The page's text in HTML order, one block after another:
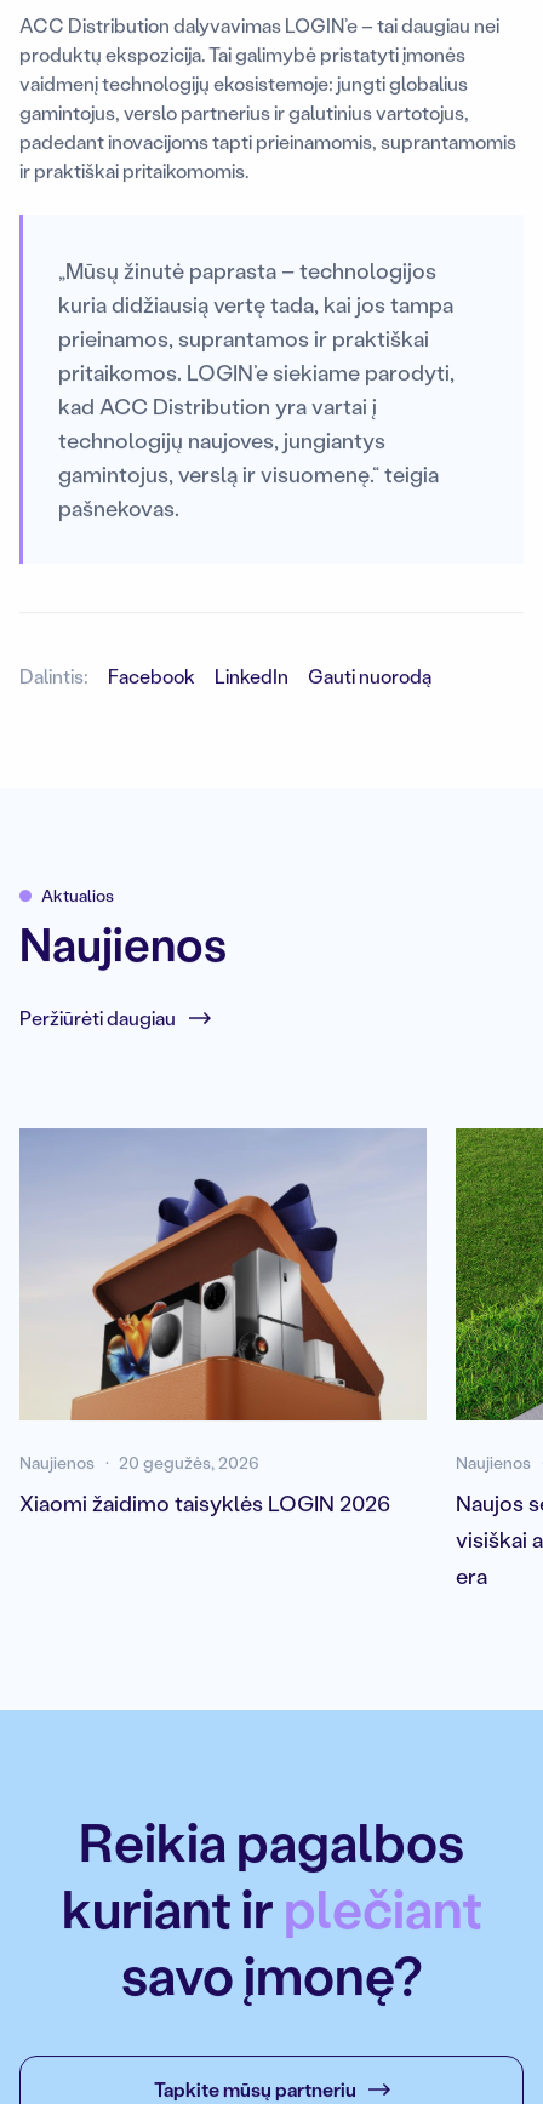
ACC Distribution dalyvavimas LOGIN’e – tai daugiau nei
produktų ekspozicija. Tai galimybė pristatyti įmonės
vaidmenį technologijų ekosistemoje: jungti globalius
gamintojus, verslo partnerius ir galutinius vartotojus,
padedant inovacijoms tapti prieinamomis, suprantamomis
ir praktiškai pritaikomomis.
„Mūsų žinutė paprasta – technologijos
kuria didžiausią vertę tada, kai jos tampa
prieinamos, suprantamos ir praktiškai
pritaikomos. LOGIN’e siekiame parodyti,
kad ACC Distribution yra vartai į
technologijų naujoves, jungiantys
gamintojus, verslą ir visuomenę.“ teigia
pašnekovas.
Dalintis: Facebook LinkedIn Gauti nuorodą
Aktualios
Naujienos
Peržiūrėti daugiau
Naujienos 20 gegužės, 2026
Xiaomi žaidimo taisyklės LOGIN 2026
Naujienos
Naujos
visiškai
era
Reikia pagalbos
kuriant irplečiant
savo įmonę?
Tapkite mūsų partneriu